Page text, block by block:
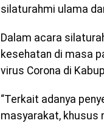
silaturahmi ulama
Dalam acara
kesehatan di masa
virus Corona di
“Terkait adanya
masyarakat, khusus